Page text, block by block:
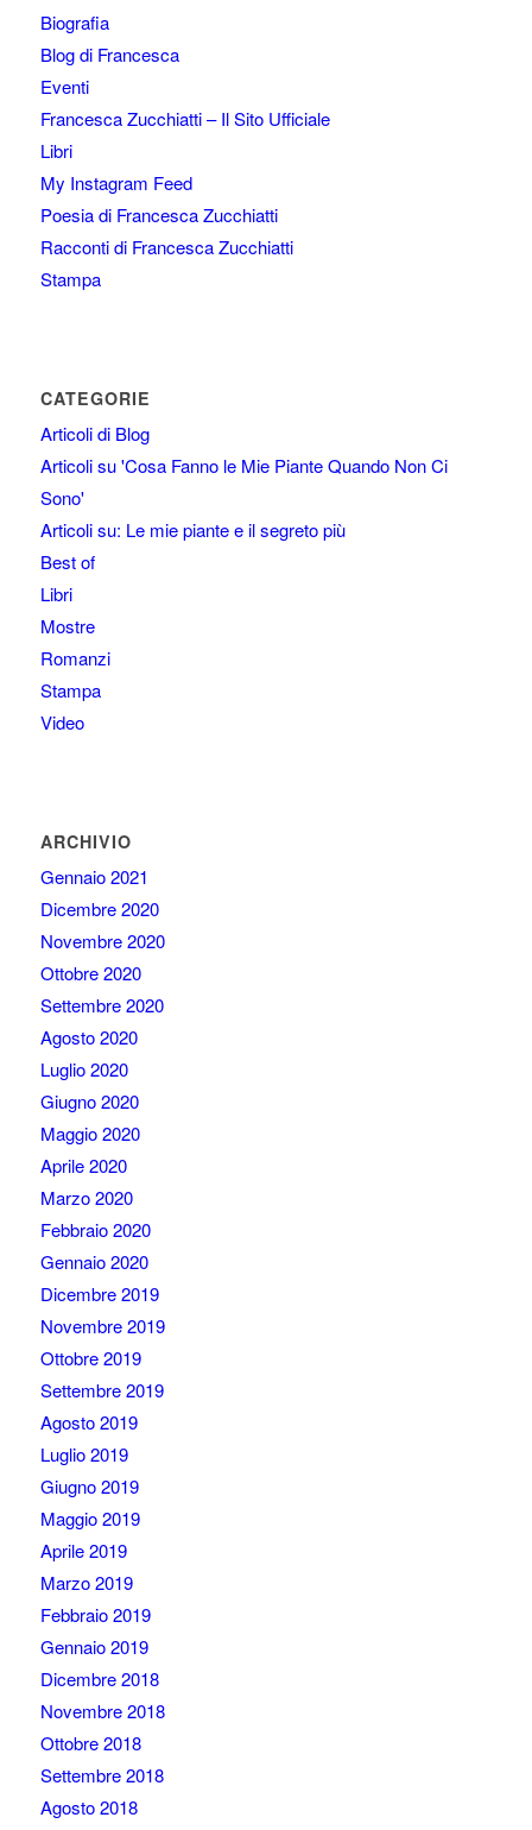
Biografia
Blog di Francesca
Eventi
Francesca Zucchiatti – Il Sito Ufficiale
Libri
My Instagram Feed
Poesia di Francesca Zucchiatti
Racconti di Francesca Zucchiatti
Stampa
CATEGORIE
Articoli di Blog
Articoli su 'Cosa Fanno le Mie Piante Quando Non Ci
Sono'
Articoli su: Le mie piante e il segreto più
Best of
Libri
Mostre
Romanzi
Stampa
Video
ARCHIVIO
Gennaio 2021
Dicembre 2020
Novembre 2020
Ottobre 2020
Settembre 2020
Agosto 2020
Luglio 2020
Giugno 2020
Maggio 2020
Aprile 2020
Marzo 2020
Febbraio 2020
Gennaio 2020
Dicembre 2019
Novembre 2019
Ottobre 2019
Settembre 2019
Agosto 2019
Luglio 2019
Giugno 2019
Maggio 2019
Aprile 2019
Marzo 2019
Febbraio 2019
Gennaio 2019
Dicembre 2018
Novembre 2018
Ottobre 2018
Settembre 2018
Agosto 2018